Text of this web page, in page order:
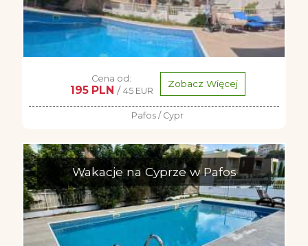
Cena od:
195 PLN / 45 EUR
Zobacz Więcej
Pafos / Cypr
Wakacje na Cyprze w Pafos